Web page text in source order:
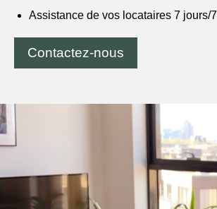
Assistance de vos locataires 7 jours/7
Contactez-nous